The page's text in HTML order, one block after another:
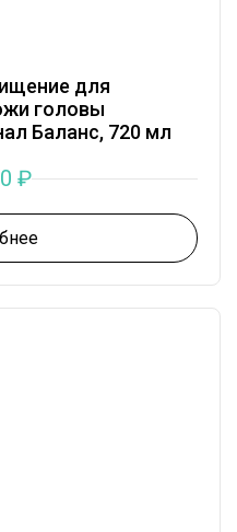
для
головы
Баланс, 720 мл
₽